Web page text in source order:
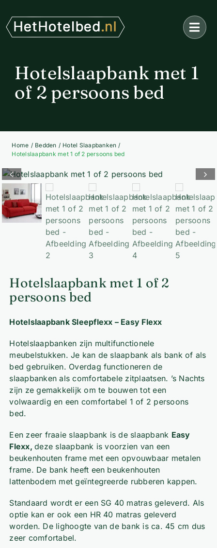
naar
inhoud
Hotelslaapbank met 1
of 2 persoons bed
Home Bedden
Hotel Slaapbanken
Hotelslaapbank met 1 of 2 persoons bed
Hotelslaapbank met 1 of 2
persoons bed
Hotelslaapbank Sleepflexx – Easy Flexx
Hotelslaapbanken zijn multifunctionele
meubelstukken. Je kan de slaapbank als bank of als
bed gebruiken. Overdag functioneren de
slaapbanken als comfortabele zitplaatsen. ’s Nachts
zijn ze gemakkelijk om te bouwen tot een
volwaardig en een comfortabel 1 of 2 persoons
bed.
Een zeer fraaie slaapbank is de slaapbank Easy
Flexx,deze slaapbank is voorzien van een
beukenhouten frame met een opvouwbaar metalen
frame. De bank heeft een beukenhouten
lattenbodem met geïntegreerde rubberen kappen.
Standaard wordt er een SG 40 matras geleverd. Als
optie kan er ook een HR 40 matras geleverd
worden. De lighoogte van de bank is ca. 45 cm dus
zeer comfortabel.